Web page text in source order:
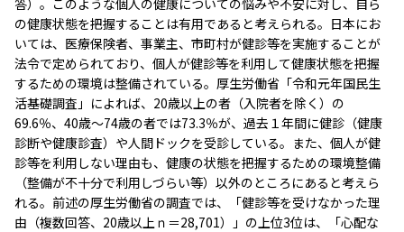
答）。このような個人の健康についての悩みや不安に対し、自ら
の健康状態を把握することは有用であると考えられる。日本にお
いては、医療保険者、事業主、市町村が健診等を実施することが
法令で定められており、個人が健診等を利用して健康状態を把握
するための環境は整備されている。厚生労働省「令和元年国民生
活基礎調査」によれば、20歳以上の者（入院者を除く）の
69.6％、40歳～74歳の者では73.3％が、過去１年間に健診（健康
診断や健康診査）や人間ドックを受診している。また、個人が健
診等を利用しない理由も、健康の状態を把握するための環境整備
（整備が不十分で利用しづらい等）以外のところにあると考えら
れる。前述の厚生労働省の調査では、「健診等を受けなかった理
由（複数回答、20歳以上ｎ＝28,701）」の上位3位は、「心配な